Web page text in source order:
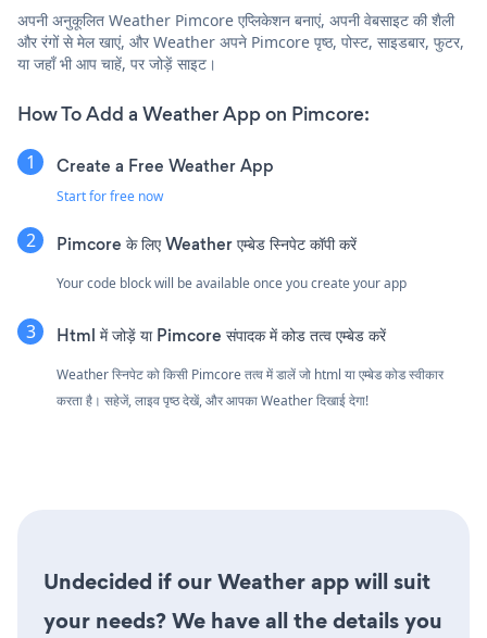
अपनी अनुकूलित Weather Pimcore एप्लिकेशन बनाएं, अपनी वेबसाइट की शैली
और रंगों से मेल खाएं, और Weather अपने Pimcore पृष्ठ, पोस्ट, साइडबार, फुटर,
या जहाँ भी आप चाहें, पर जोड़ें साइट।
How To Add a Weather App on Pimcore:
Create a Free Weather App
Start for free now
Pimcore के लिए Weather एम्बेड स्निपेट कॉपी करें
Your code block will be available once you create your app
Html में जोड़ें या Pimcore संपादक में कोड तत्व एम्बेड करें
Weather स्निपेट को किसी Pimcore तत्व में डालें जो html या एम्बेड कोड स्वीकार
करता है। सहेजें, लाइव पृष्ठ देखें, और आपका Weather दिखाई देगा!
Undecided if our Weather app will suit
your needs? We have all the details you